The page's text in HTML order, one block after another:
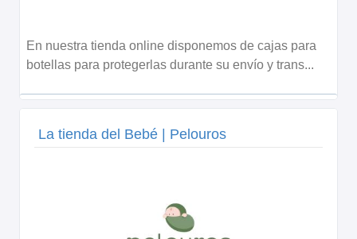
En nuestra tienda online disponemos de cajas para
botellas para protegerlas durante su envío y trans...
La tienda del Bebé | Pelouros